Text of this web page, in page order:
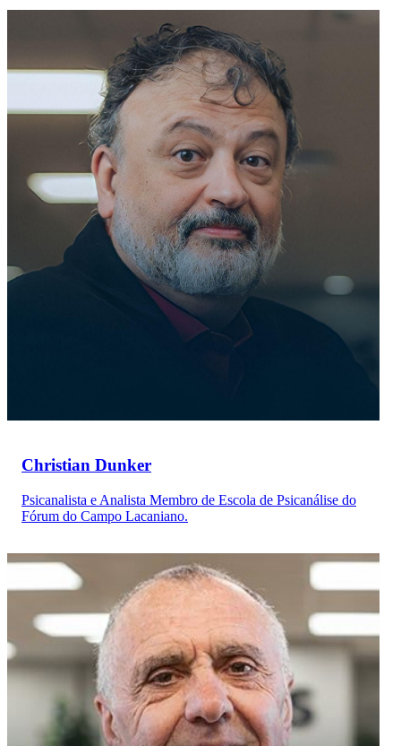
Christian Dunker
Psicanalista e Analista Membro de Escola de Psicanálise do
Fórum do Campo Lacaniano.